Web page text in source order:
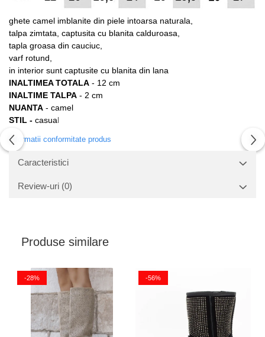
ghete camel imblanite din piele intoarsa naturala,
talpa zimtata, captusita cu blanita calduroasa,
tapla groasa din cauciuc,
varf rotund,
in interior sunt captusite cu blanita din lana
INALTIMEA TOTALA - 12 cm
INALTIME TALPA - 2 cm
NUANTA - camel
STIL - casual
Informatii conformitate produs
Caracteristici
Review-uri (0)
Produse similare
-28% -56%